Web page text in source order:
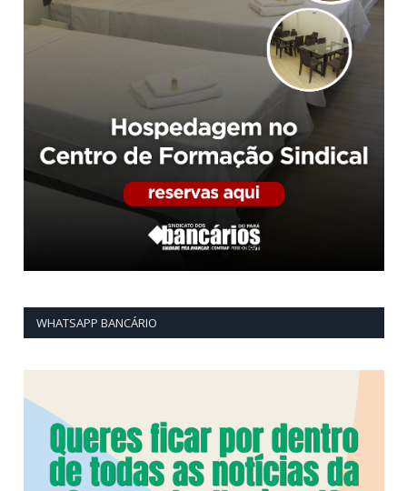
WHATSAPP BANCÁRIO